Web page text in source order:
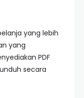
yang lebih
yang
PDF
secara